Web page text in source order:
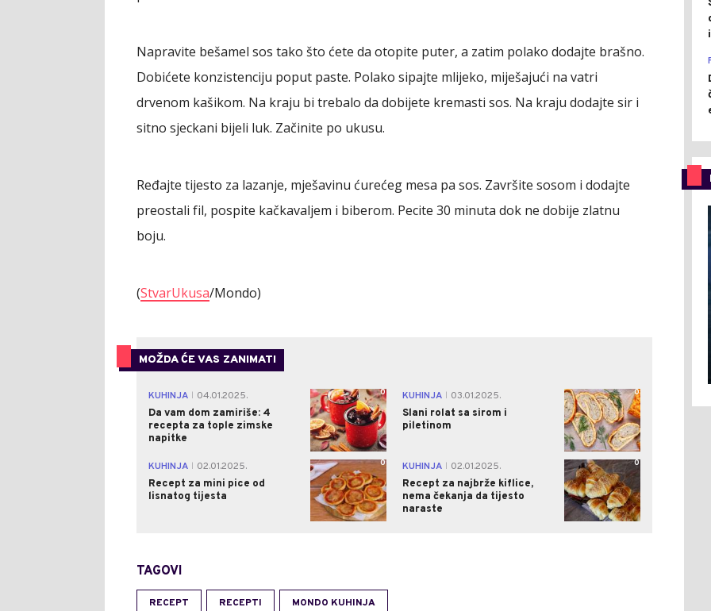
Napravite bešamel sos tako što ćete da otopite puter, a zatim polako dodajte brašno.
Dobićete konzistenciju poput paste. Polako sipajte mlijeko, miješajući na vatri
drvenom kašikom. Na kraju bi trebalo da dobijete kremasti sos. Na kraju dodajte sir i
sitno sjeckani bijeli luk. Začinite po ukusu.
Ređajte tijesto za lazanje, mješavinu ćurećeg mesa pa sos. Završite sosom i dodajte
preostali fil, pospite kačkavaljem i biberom. Pecite 30 minuta dok ne dobije zlatnu
boju.
(StvarUkusa/Mondo)
MOŽDA ĆE VAS ZANIMATI
KUHINJA
04.01.2025.
Da vam dom zamiriše: 4
recepta za tople zimske
napitke
0 KUHINJA
03.01.2025.
Slani rolat sa sirom i
piletinom
0
KUHINJA
02.01.2025.
Recept za mini pice od
lisnatog tijesta
0 KUHINJA
02.01.2025.
Recept za najbrže kiflice,
nema čekanja da tijesto
naraste
0
TAGOVI
RECEPT RECEPTI MONDO KUHINJA